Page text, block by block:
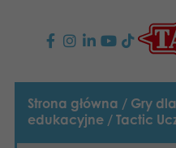
PRODUKTY
Gry dla dzieci
AKTUALNOŚCI
Strona główna / Gry
edukacyjne / Tactic